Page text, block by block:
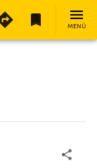
MENÜ